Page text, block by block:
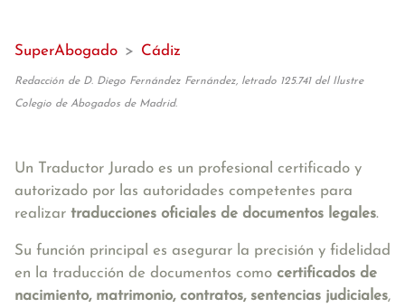
SuperAbogado > Cádiz
Redacción de D. Diego Fernández Fernández, letrado 125.741 del Ilustre
Colegio de Abogados de Madrid.
Un Traductor Jurado es un profesional certificado y
autorizado por las autoridades competentes para
realizar traducciones oficiales de documentos legales.
Su función principal es asegurar la precisión y fidelidad
en la traducción de documentos como certificados de
nacimiento, matrimonio, contratos, sentencias judiciales,